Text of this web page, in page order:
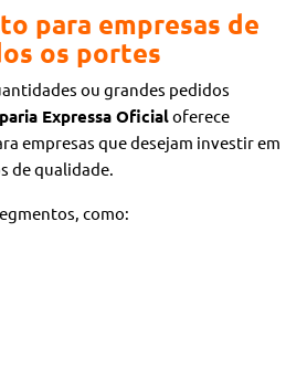
para empresas de
os portes
ou grandes pedidos
Expressa Oficialoferece
empresas que desejam investir em
de qualidade.
como: